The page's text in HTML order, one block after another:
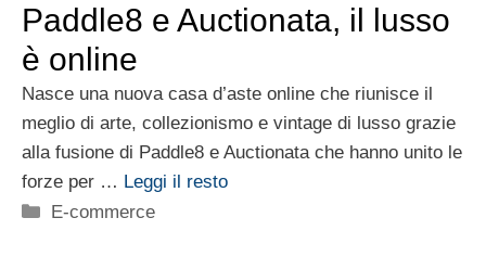
Paddle8 e Auctionata, il lusso
è online
Nasce una nuova casa d’aste online che riunisce il
meglio di arte, collezionismo e vintage di lusso grazie
alla fusione di Paddle8 e Auctionata che hanno unito le
forze per … Leggi il resto
Categorie
E-commerce